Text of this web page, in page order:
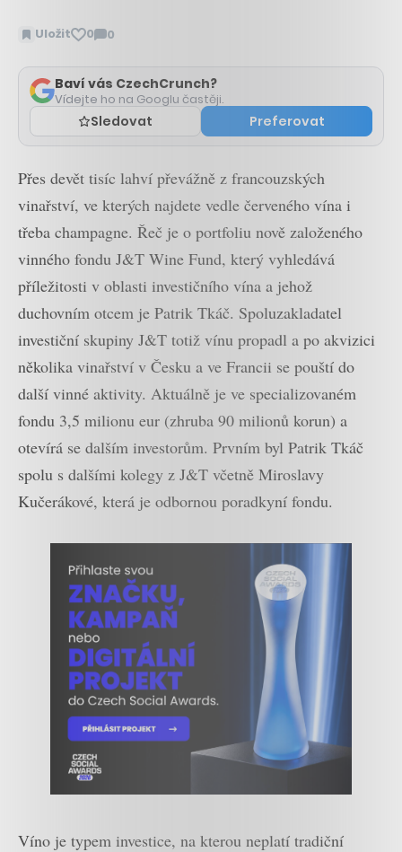
Uložit 0 0
Zobrazit
Baví vás CzechCrunch?
Vídejte ho na Googlu častěji.
Sledovat Preferovat
Přes devět tisíc lahví převážně z francouzských
vinařství, ve kterých najdete vedle červeného vína i
třeba champagne. Řeč je o portfoliu nově založeného
vinného fondu J&T Wine Fund, který vyhledává
příležitosti v oblasti investičního vína a jehož
duchovním otcem je Patrik Tkáč. Spoluzakladatel
investiční skupiny J&T totiž vínu propadl a po akvizici
několika vinařství v Česku a ve Francii se pouští do
další vinné aktivity. Aktuálně je ve specializovaném
fondu 3,5 milionu eur (zhruba 90 milionů korun) a
otevírá se dalším investorům. Prvním byl Patrik Tkáč
spolu s dalšími kolegy z J&T včetně Miroslavy
Kučerákové, která je odbornou poradkyní fondu.
Víno je typem investice, na kterou neplatí tradiční